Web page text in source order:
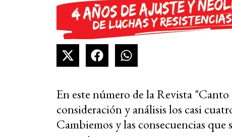
En este número de la Revista
consideración y análisis los casi
Cambiemos y las consecuencias